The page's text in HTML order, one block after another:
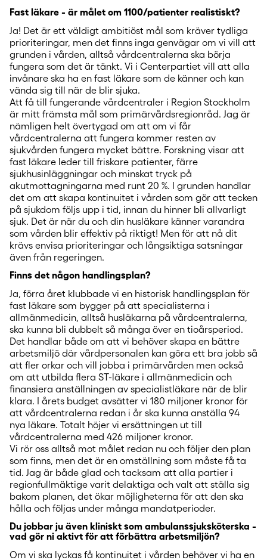
Fast läkare - är målet om 1100/patienter realistiskt?
Ja! Det är ett väldigt ambitiöst mål som kräver tydliga
prioriteringar, men det finns inga genvägar om vi vill att
grunden i vården, alltså vårdcentralerna ska börja
fungera som det är tänkt. Vi i Centerpartiet vill att alla
invånare ska ha en fast läkare som de känner och kan
vända sig till när de blir sjuka.
Att få till fungerande vårdcentraler i Region Stockholm
är mitt främsta mål som primärvårdsregionråd. Jag är
nämligen helt övertygad om att om vi får
vårdcentralerna att fungera kommer resten av
sjukvården fungera mycket bättre. Forskning visar att
fast läkare leder till friskare patienter, färre
sjukhusinläggningar och minskat tryck på
akutmottagningarna med runt 20 %. I grunden handlar
det om att skapa kontinuitet i vården som gör att tecken
på sjukdom följs upp i tid, innan du hinner bli allvarligt
sjuk. Det är när du och din husläkare känner varandra
som vården blir effektiv på riktigt! Men för att nå dit
krävs envisa prioriteringar och långsiktiga satsningar
även från regeringen.
Finns det någon handlingsplan?
Ja, förra året klubbade vi en historisk handlingsplan för
fast läkare som bygger på att specialisterna i
allmänmedicin, alltså husläkarna på vårdcentralerna,
ska kunna bli dubbelt så många över en tioårsperiod.
Det handlar både om att vi behöver skapa en bättre
arbetsmiljö där vårdpersonalen kan göra ett bra jobb så
att fler orkar och vill jobba i primärvården men också
om att utbilda flera ST-läkare i allmänmedicin och
finansiera anställningen av specialistläkare när de blir
klara. I årets budget avsätter vi 180 miljoner kronor för
att vårdcentralerna redan i år ska kunna anställa 94
nya läkare. Totalt höjer vi ersättningen ut till
vårdcentralerna med 426 miljoner kronor.
Vi rör oss alltså mot målet redan nu och följer den plan
som finns, men det är en omställning som måste få ta
tid. Jag är både glad och tacksam att alla partier i
regionfullmäktige varit delaktiga och valt att ställa sig
bakom planen, det ökar möjligheterna för att den ska
hålla och följas under många mandatperioder.
Du jobbar ju även kliniskt som ambulanssjuksköterska -
vad gör ni aktivt för att förbättra arbetsmiljön?
Om vi ska lyckas få kontinuitet i vården behöver vi ha en